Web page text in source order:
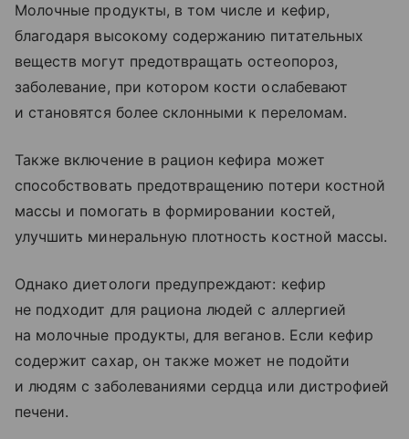
Молочные продукты, в том числе и кефир,
благодаря высокому содержанию питательных
веществ могут предотвращать остеопороз,
заболевание, при котором кости ослабевают
и становятся более склонными к переломам.
Также включение в рацион кефира может
способствовать предотвращению потери костной
массы и помогать в формировании костей,
улучшить минеральную плотность костной массы.
Однако диетологи предупреждают: кефир
не подходит для рациона людей с аллергией
на молочные продукты, для веганов. Если кефир
содержит сахар, он также может не подойти
и людям с заболеваниями сердца или дистрофией
печени.